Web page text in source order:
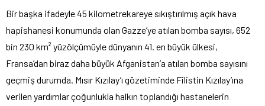
Bir başka ifadeyle 45 kilometrekareye sıkıştırılmış açık hava
hapishanesi konumunda olan Gazze’ye atılan bomba sayısı, 652
bin 230 km² yüzölçümüyle dünyanın 41. en büyük ülkesi,
Fransa’dan biraz daha büyük Afganistan’a atılan bomba sayısını
geçmiş durumda. Mısır Kızılay’ı gözetiminde Filistin Kızılay’ına
verilen yardımlar çoğunlukla halkın toplandığı hastanelerin